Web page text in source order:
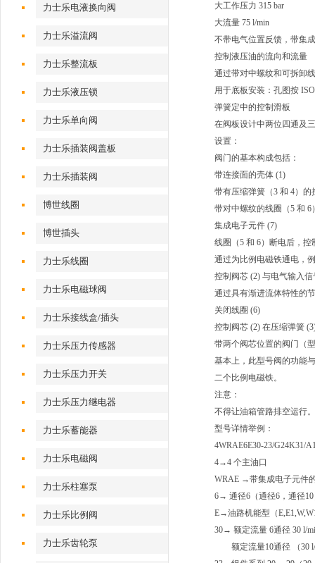
力士乐电液换向阀
力士乐溢流阀
力士乐整流板
力士乐液压锁
力士乐单向阀
力士乐插装阀盖板
力士乐插装阀
博世线圈
博世插头
力士乐线圈
力士乐电磁球阀
力士乐接线盒/插头
力士乐压力传感器
力士乐压力开关
力士乐压力继电器
力士乐蓄能器
力士乐电磁阀
力士乐柱塞泵
力士乐比例阀
力士乐齿轮泵
大工作压力 315 bar
大流量 75 l/min
不带电气位置反馈，带集
控制液压油的流向和流量
通过带对中螺纹和可拆卸
用于底板安装：孔图按
弹簧定中的控制滑板
在阀板设计中两位四通及
设置：
阀门的基本构成包括：
带连接面的壳体 (1)
带有压缩弹簧（3 和 4）的
带对中螺纹的线圈（5 和 6
集成电子元件 (7)
线圈（5 和 6）断电后，
通过为比例电磁铁通电，
控制阀芯 (2) 与电气输入
通过具有渐进流体特性的
关闭线圈 (6)
控制阀芯 (2) 在压缩弹簧
带两个阀芯位置的阀门（
基本上，此型号阀的功能
二个比例电磁铁。
注意：
不得让油箱管路排空运行
型号详情举例：
4WRAE6E30-23/G24K31/
4→4 个主油口
WRAE →带集成电子元件
6→ 通径6（通径6，通径10
E→油路机能型（
30→ 额定流量 6通径 30 l/
额定流量10通径 （30 l/